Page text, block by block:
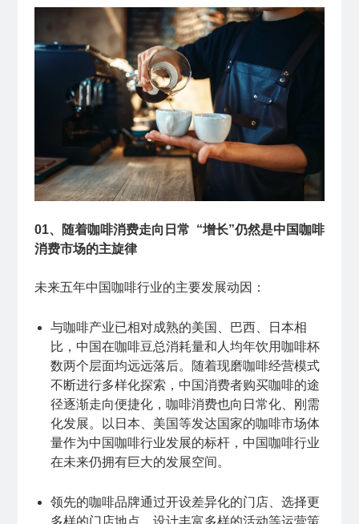
01、随着咖啡消费走向日常 “增长”仍然是中国咖啡
消费市场的主旋律
未来五年中国咖啡行业的主要发展动因：
与咖啡产业已相对成熟的美国、巴西、日本相
比，中国在咖啡豆总消耗量和人均年饮用咖啡杯
数两个层面均远远落后。随着现磨咖啡经营模式
不断进行多样化探索，中国消费者购买咖啡的途
径逐渐走向便捷化，咖啡消费也向日常化、刚需
化发展。以日本、美国等发达国家的咖啡市场体
量作为中国咖啡行业发展的标杆，中国咖啡行业
在未来仍拥有巨大的发展空间。
领先的咖啡品牌通过开设差异化的门店、选择更
多样的门店地点、设计丰富多样的活动等运营策